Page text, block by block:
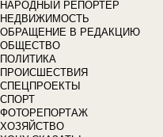
НАРОДНЫЙ РЕПОРТЁР
НЕДВИЖИМОСТЬ
ОБРАЩЕНИЕ В РЕДАКЦИЮ
ОБЩЕСТВО
ПОЛИТИКА
ПРОИСШЕСТВИЯ
СПЕЦПРОЕКТЫ
СПОРТ
ФОТОРЕПОРТАЖ
ХОЗЯЙСТВО